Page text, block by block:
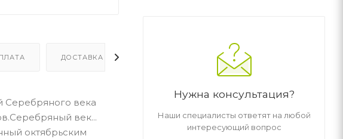
ДОСТАВКА
Серебряного века
век...
октябрьским
Нужна консультация?
Наши специалисты ответят на любой
интересующий вопрос